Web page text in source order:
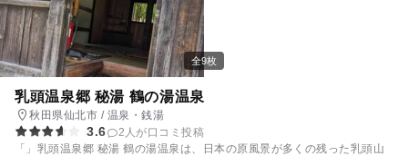
全9枚
乳頭温泉郷 秘湯 鶴の湯温泉
秋田県仙北市 / 温泉・銭湯
3.6
2人が口コミ投稿
「」乳頭温泉郷 秘湯 鶴の湯温泉は、日本の原風景が多くの残った乳頭山